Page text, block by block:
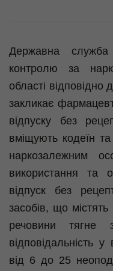
Державна
контролю за
області
закликає
відпуску без
вміщують кодеїн та
наркозалежним
використання та
відпуск без
засобів, що містять
речовини тягне
відповідальність
від 6 до 25